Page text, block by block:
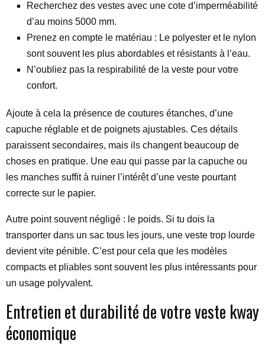
Recherchez des vestes avec une cote d’imperméabilité
d’au moins 5000 mm.
Prenez en compte le matériau : Le polyester et le nylon
sont souvent les plus abordables et résistants à l’eau.
N’oubliez pas la respirabilité de la veste pour votre
confort.
Ajoute à cela la présence de coutures étanches, d’une
capuche réglable et de poignets ajustables. Ces détails
paraissent secondaires, mais ils changent beaucoup de
choses en pratique. Une eau qui passe par la capuche ou
les manches suffit à ruiner l’intérêt d’une veste pourtant
correcte sur le papier.
Autre point souvent négligé : le poids. Si tu dois la
transporter dans un sac tous les jours, une veste trop lourde
devient vite pénible. C’est pour cela que les modèles
compacts et pliables sont souvent les plus intéressants pour
un usage polyvalent.
Entretien et durabilité de votre veste kway
économique